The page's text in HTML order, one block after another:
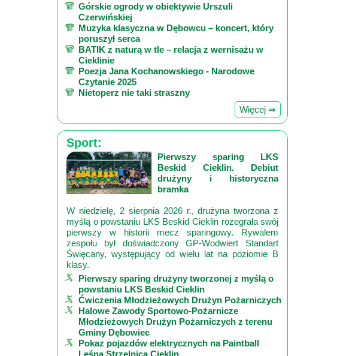
Górskie ogrody w obiektywie Urszuli
Czerwińskiej
Muzyka klasyczna w Dębowcu – koncert, który
poruszył serca
BATIK z naturą w tle – relacja z wernisażu w
Cieklinie
Poezja Jana Kochanowskiego - Narodowe
Czytanie 2025
Nietoperz nie taki straszny
Więcej ⇒
Sport:
Pierwszy sparing LKS
Beskid Cieklin. Debiut
drużyny i historyczna
bramka
W niedzielę, 2 sierpnia 2026 r., drużyna tworzona z
myślą o powstaniu LKS Beskid Cieklin rozegrała swój
pierwszy w historii mecz sparingowy. Rywalem
zespołu był doświadczony GP‑Wodwiert Standart
Święcany, występujący od wielu lat na poziomie B
klasy.
Pierwszy sparing drużyny tworzonej z myślą o
powstaniu LKS Beskid Cieklin
Ćwiczenia Młodzieżowych Drużyn Pożarniczych
Halowe Zawody Sportowo-Pożarnicze
Młodzieżowych Drużyn Pożarniczych z terenu
Gminy Dębowiec
Pokaz pojazdów elektrycznych na Paintball
Leśna Strzelnica Cieklin